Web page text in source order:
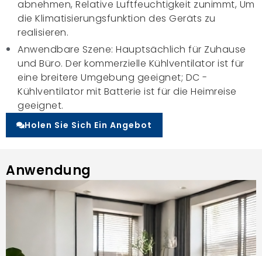
abnehmen, Relative Luftfeuchtigkeit zunimmt, Um
die Klimatisierungsfunktion des Geräts zu
realisieren.
Anwendbare Szene: Hauptsächlich für Zuhause
und Büro. Der kommerzielle Kühlventilator ist für
eine breitere Umgebung geeignet; DC -
Kühlventilator mit Batterie ist für die Heimreise
geeignet.
Holen Sie Sich Ein Angebot
Anwendung